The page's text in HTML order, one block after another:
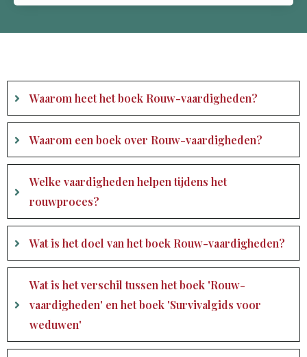
Waarom heet het boek Rouw-vaardigheden?
Waarom een boek over Rouw-vaardigheden?
Welke vaardigheden helpen tijdens het
rouwproces?
Wat is het doel van het boek Rouw-vaardigheden?
Wat is het verschil tussen het boek 'Rouw-
vaardigheden' en het boek 'Survivalgids voor
weduwen'